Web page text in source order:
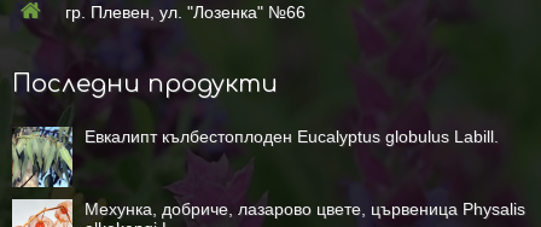
гр. Плевен, ул. "Лозенка" №66
Последни продукти
Евкалипт кълбестоплоден Eucalyptus globulus Labill.
Мехунка, добриче, лазарово цвете, цървеница Physalis